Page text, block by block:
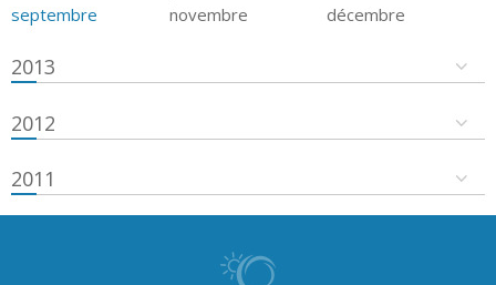
septembre
novembre décembre
2013
2012
2011